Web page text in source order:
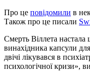
Про це повідомили в
Також про це писали
Смерть Віллета
винахідника капсули
двічі лікувався в
психологічної кризи»,